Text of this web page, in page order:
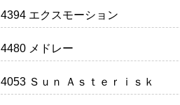
4394 エクスモーション
4480 メドレー
4053 Ｓｕｎ Ａｓｔｅｒｉｓｋ